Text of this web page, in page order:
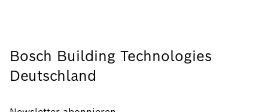
Bosch Building Technologies
Deutschland